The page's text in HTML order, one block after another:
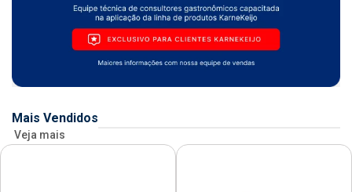
Mais Vendidos
Veja mais